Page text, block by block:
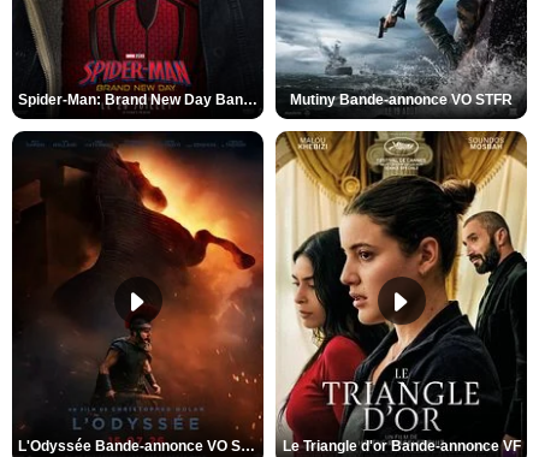
Spider-Man: Brand New Day Bande-annonce VO STFR Mutiny Bande-annonce VO STFR
L'Odyssée Bande-annonce VO STFR Le Triangle d'or Bande-annonce VF